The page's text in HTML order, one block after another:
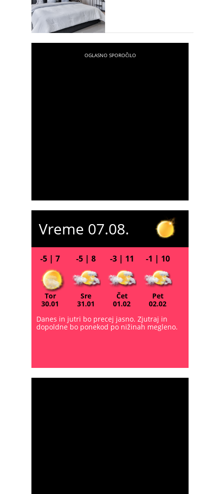
Vreme 07.08.
-5 | 7
Tor
30.01
-5 | 8
Sre
31.01
-3 | 11
Čet
01.02
-1 | 10
Pet
02.02
Danes in jutri bo precej jasno. Zjutraj in
dopoldne bo ponekod po nižinah megleno.